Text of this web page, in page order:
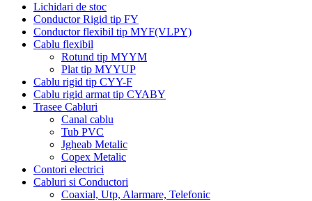
Lichidari de stoc
Conductor Rigid tip FY
Conductor flexibil tip MYF(VLPY)
Cablu flexibil
Rotund tip MYYM
Plat tip MYYUP
Cablu rigid tip CYY-F
Cablu rigid armat tip CYABY
Trasee Cabluri
Canal cablu
Tub PVC
Jgheab Metalic
Copex Metalic
Contori electrici
Cabluri si Conductori
Coaxial, Utp, Alarmare, Telefonic